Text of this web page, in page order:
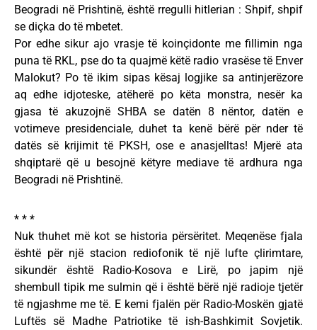
Beogradi në Prishtinë, është rregulli hitlerian : Shpif, shpif
se diçka do të mbetet.
Por edhe sikur ajo vrasje të koinçidonte me fillimin nga
puna të RKL, pse do ta quajmë këtë radio vrasëse të Enver
Malokut? Po të ikim sipas kësaj logjike sa antinjerëzore
aq edhe idjoteske, atëherë po këta monstra, nesër ka
gjasa të akuzojnë SHBA se datën 8 nëntor, datën e
votimeve presidenciale, duhet ta kenë bërë për nder të
datës së krijimit të PKSH, ose e anasjelltas! Mjerë ata
shqiptarë që u besojnë këtyre mediave të ardhura nga
Beogradi në Prishtinë.
* * *
Nuk thuhet më kot se historia përsëritet. Meqenëse fjala
është për një stacion rediofonik të një lufte çlirimtare,
sikundër është Radio-Kosova e Lirë, po japim një
shembull tipik me sulmin që i është bërë një radioje tjetër
të ngjashme me të. E kemi fjalën për Radio-Moskën gjatë
Luftës së Madhe Patriotike të ish-Bashkimit Sovjetik.